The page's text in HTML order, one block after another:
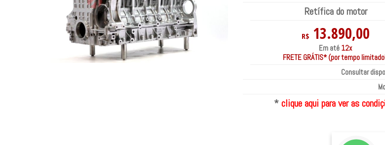
Retífica do motor
R$ 13.890,00
Em até 12x
FRETE GRÁTIS* (por tempo
Consultar
*clique aqui para ver as